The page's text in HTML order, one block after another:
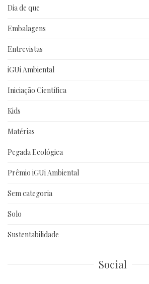
Dia de que
Embalagens
Entrevistas
iGUi Ambiental
Iniciação Científica
Kids
Matérias
Pegada Ecológica
Prêmio iGUi Ambiental
Sem categoria
Solo
Sustentabilidade
Social